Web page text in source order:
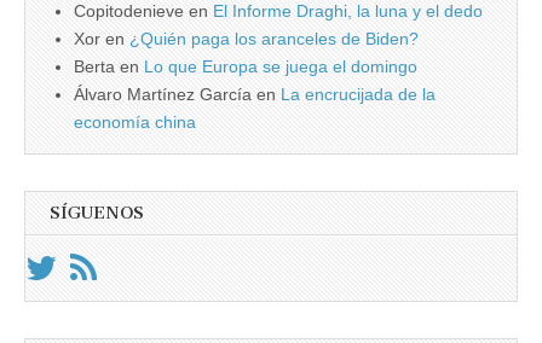
Copitodenieve en El Informe Draghi, la luna y el dedo
Xor en ¿Quién paga los aranceles de Biden?
Berta en Lo que Europa se juega el domingo
Álvaro Martínez García en La encrucijada de la
economía china
SÍGUENOS